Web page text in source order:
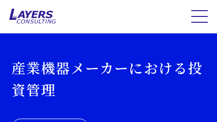
産業機器メーカーにおける投
資管理